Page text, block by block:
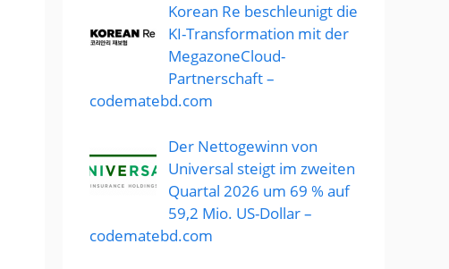
Korean Re beschleunigt die
KI-Transformation mit der
MegazoneCloud-
Partnerschaft –
codematebd.com
Der Nettogewinn von
Universal steigt im zweiten
Quartal 2026 um 69 % auf
59,2 Mio. US-Dollar –
codematebd.com